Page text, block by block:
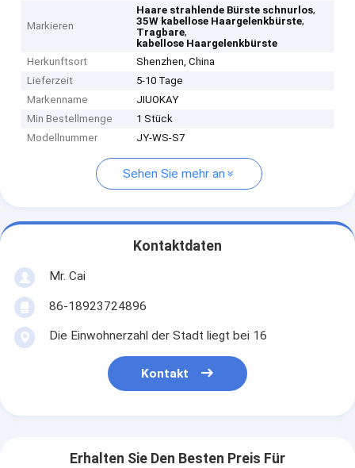
Markieren
Haare strahlende Bürste schnurlos,
35W kabellose Haargelenkbürste,
Tragbare,
kabellose Haargelenkbürste
Herkunftsort
Shenzhen, China
Lieferzeit
5-10 Tage
Markenname
JIUOKAY
Min Bestellmenge
1 Stück
Modellnummer
JY-WS-S7
Sehen Sie mehr an
Kontaktdaten
Mr. Cai
86-18923724896
Die Einwohnerzahl der Stadt liegt bei 16
Kontakt
Erhalten Sie Den Besten Preis Für